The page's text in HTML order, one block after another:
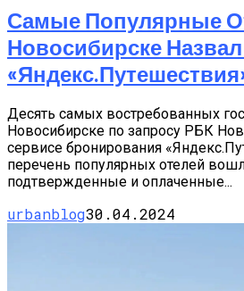
Самые Популярные
Новосибирске
Десять самых востребованных
Новосибирске по запросу РБК
сервисе бронирования
перечень популярных отелей
подтвержденные и оплаченные...
urbanblog30.04.2024